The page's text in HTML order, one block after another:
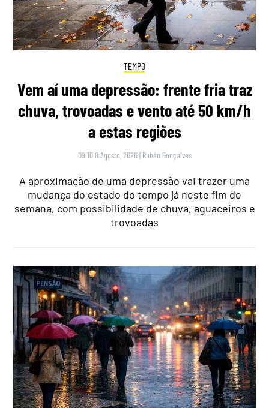
TEMPO
Vem aí uma depressão: frente fria traz
chuva, trovoadas e vento até 50 km/h
a estas regiões
09:10 8 Agosto, 2026 | Rubén Gonçalves
A aproximação de uma depressão vai trazer uma
mudança do estado do tempo já neste fim de
semana, com possibilidade de chuva, aguaceiros e
trovoadas